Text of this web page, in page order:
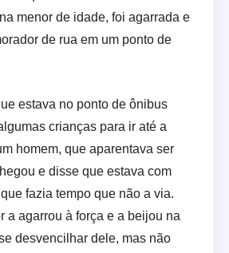
menor de idade, foi agarrada e
de rua em um ponto de
estava no ponto de ônibus
crianças para ir até a
homem, que aparentava ser
e disse que estava com
fazia tempo que não a via.
a agarrou à força e a beijou na
desvencilhar dele, mas não